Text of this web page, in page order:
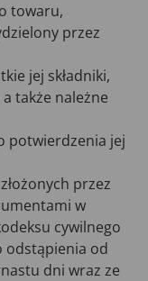
towaru,
przez
jej składniki,
także należne
potwierdzenia jej
przez
w
cywilnego
odstąpienia od
dni wraz ze